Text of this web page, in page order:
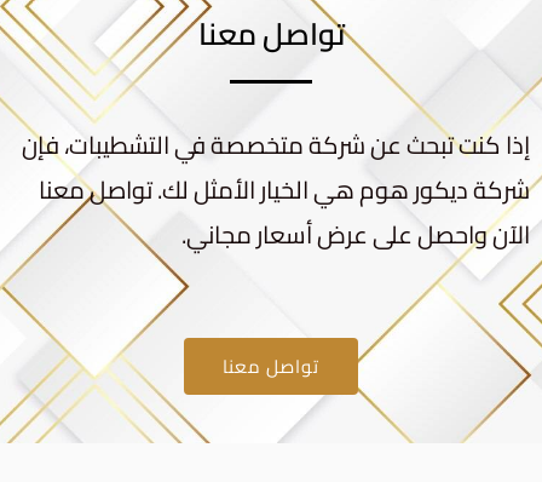
تواصل معنا
إذا كنت تبحث عن شركة متخصصة في التشطيبات، فإن
شركة ديكور هوم هي الخيار الأمثل لك. تواصل معنا
الآن واحصل على عرض أسعار مجاني.
تواصل معنا